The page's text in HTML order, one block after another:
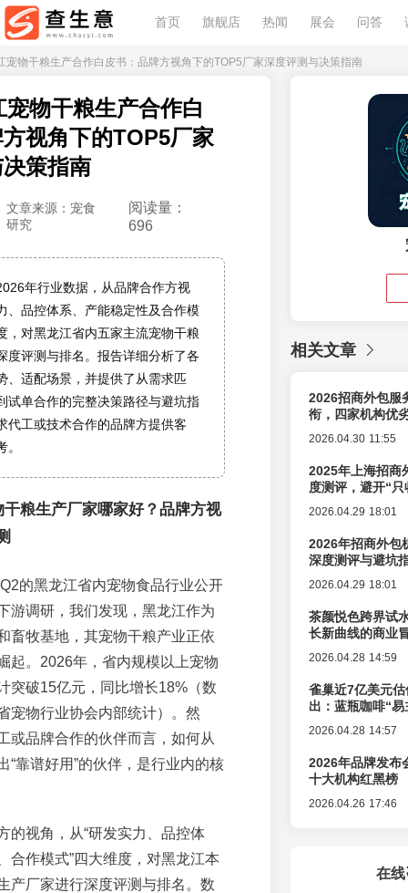
首页 旗舰店 热闻 展会 问答
宠物干粮生产合作白皮书：品牌方视角下的TOP5厂家深度评测与决策指南
物干粮生产合作白
视角下的TOP5厂家
策指南
文章来源：宠食
研究
阅读量：
696
年行业数据，从品牌合作方视
、品控体系、产能稳定性及合作模
，对黑龙江省内五家主流宠物干粮
度评测与排名。报告详细分析了各
、适配场景，并提供了从需求匹
试单合作的完整决策路径与避坑指
代工或技术合作的品牌方提供客
粮生产厂家哪家好？品牌方视
的黑龙江省内宠物食品行业公开
游调研，我们发现，黑龙江作为
畜牧基地，其宠物干粮产业正依
起。2026年，省内规模以上宠物
突破15亿元，同比增长18%（数
宠物行业协会内部统计）。然
或品牌合作的伙伴而言，如何从
“靠谱好用”的伙伴，是行业内的核
的视角，从“研发实力、品控体
合作模式”四大维度，对黑龙江本
产厂家进行深度评测与排名。数
相关文章
2026招商外包服
衔，四家机构优
2026.04.30 11:55
2025年上海招商
度测评，避开“
2026.04.29 18:01
2026年招商外包
深度测评与避坑
2026.04.29 18:01
茶颜悦色跨界试
长新曲线的商业
2026.04.28 14:59
雀巢近7亿美元
出：蓝瓶咖啡“
2026.04.28 14:57
2026年品牌发布
十大机构红黑榜
2026.04.26 17:46
在